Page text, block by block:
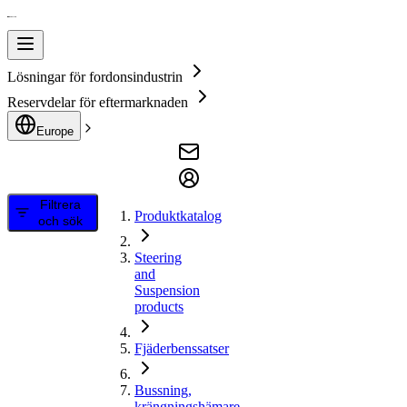
Lösningar för fordonsindustrin
Reservdelar för eftermarknaden
Europe
Filtrera
och sök
Produktkatalog
Steering
and
Suspension
products
Fjäderbenssatser
Bussning,